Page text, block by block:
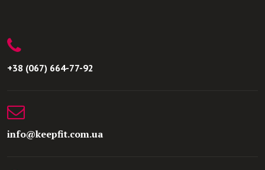
+38 (067) 664-77-92
info@keepfit.com.ua